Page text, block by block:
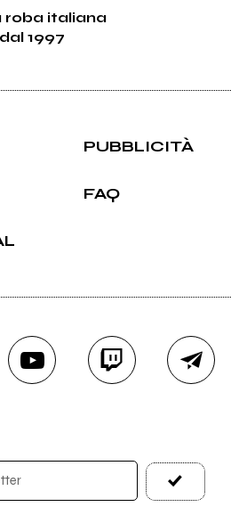
roba italiana
dal 1997
PUBBLICITÀ
FAQ